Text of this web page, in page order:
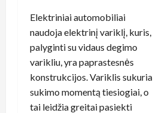
Elektriniai automobiliai
naudoja elektrinį variklį, kuris,
palyginti su vidaus degimo
varikliu, yra paprastesnės
konstrukcijos. Variklis sukuria
sukimo momentą tiesiogiai, o
tai leidžia greitai pasiekti